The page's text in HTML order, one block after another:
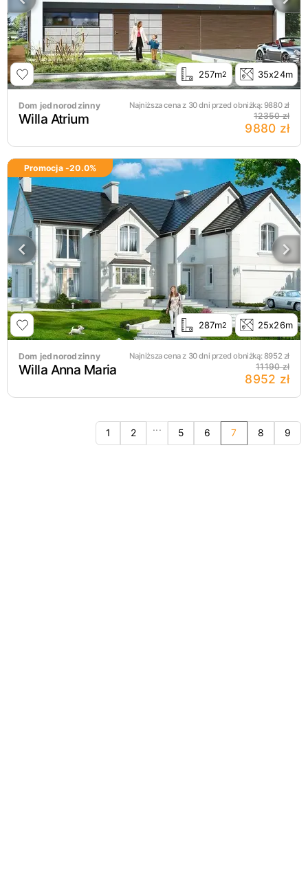
257m2 35x24m
Dom jednorodzinny Najniższa cena z 30 dni przed obniżką:9880zł
Willa Atrium 12350 zł
9880 zł
Promocja -20.0%
287m2 25x26m
Dom jednorodzinny Najniższa cena z 30 dni przed obniżką:8952 zł
Willa Anna Maria 11190 zł
8952 zł
1 2 ... 5 6 7 8 9